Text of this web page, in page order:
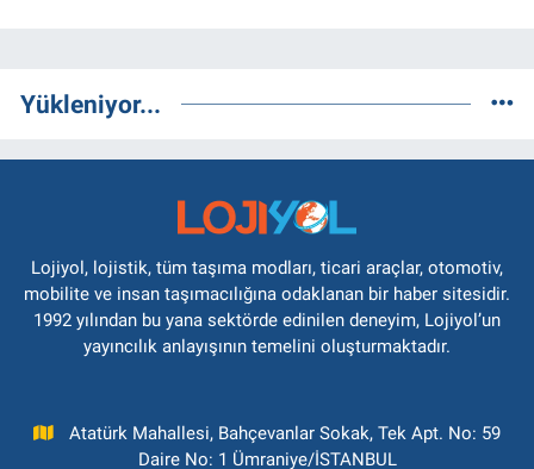
Yükleniyor...
Lojiyol, lojistik, tüm taşıma modları, ticari araçlar, otomotiv,
mobilite ve insan taşımacılığına odaklanan bir haber sitesidir.
1992 yılından bu yana sektörde edinilen deneyim, Lojiyol’un
yayıncılık anlayışının temelini oluşturmaktadır.
Atatürk Mahallesi, Bahçevanlar Sokak, Tek Apt. No: 59
Daire No: 1 Ümraniye/İSTANBUL